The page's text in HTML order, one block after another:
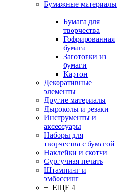
Бумажные материалы
Бумага для
творчества
Гофрированная
бумага
Заготовки из
бумаги
Картон
Декоративные
элементы
Другие материалы
Дыроколы и резаки
Инструменты и
аксессуары
Наборы для
творчества с бумагой
Наклейки и скотчи
Сургучная печать
Штампинг и
эмбоссинг
+ ЕЩЕ 4